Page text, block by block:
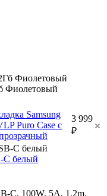
Фиолетовый
Samsung
Puro Case с
3 999
₽
C белый